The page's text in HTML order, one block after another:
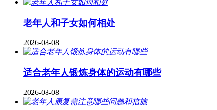
老年人和子女如何相处
2026-08-08
适合老年人锻炼身体的运动有哪些
2026-08-08